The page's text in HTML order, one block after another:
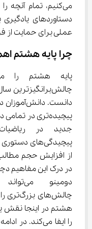
می‌کنیم، تمام
دستاوردهای
عملی برای حمایت از
چرا پایه هشتم
پیچیدگی‌های
در درک این مفاهیم
هشتم در اینجا
را ایفا